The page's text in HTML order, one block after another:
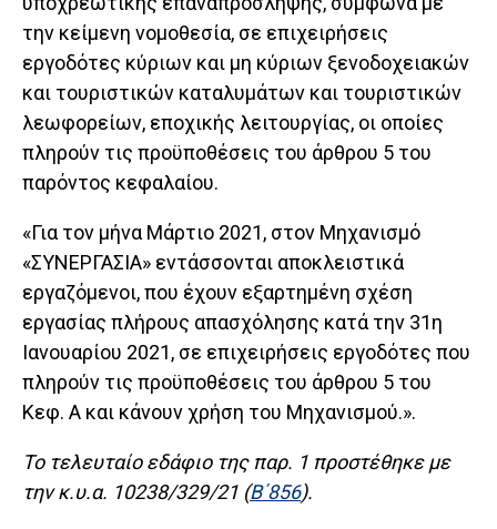
την κείμενη νομοθεσία, σε επιχειρήσεις
εργοδότες κύριων και μη κύριων ξενοδοχειακών
και τουριστικών καταλυμάτων και τουριστικών
λεωφορείων, εποχικής λειτουργίας, οι οποίες
πληρούν τις προϋποθέσεις του άρθρου 5 του
παρόντος κεφαλαίου.
«Για τον μήνα Μάρτιο 2021, στον Μηχανισμό
«ΣΥΝΕΡΓΑΣΙΑ» εντάσσονται αποκλειστικά
εργαζόμενοι, που έχουν εξαρτημένη σχέση
εργασίας πλήρους απασχόλησης κατά την 31η
Ιανουαρίου 2021, σε επιχειρήσεις εργοδότες που
πληρούν τις προϋποθέσεις του άρθρου 5 του
Κεφ. Α και κάνουν χρήση του Μηχανισμού.».
Το τελευταίο εδάφιο της παρ. 1 προστέθηκε με
την κ.υ.α. 10238/329/21 (Β΄856).